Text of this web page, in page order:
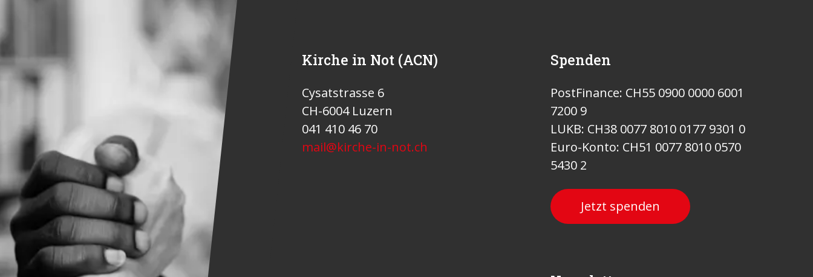
Kirche in Not (ACN)
Cysatstrasse 6
CH-6004 Luzern
041 410 46 70
mail@kirche-in-not.ch
Spenden
PostFinance: CH55 0900 0000 6001
7200 9
LUKB: CH38 0077 8010 0177 9301 0
Euro-Konto: CH51 0077 8010 0570
5430 2
Jetzt spenden